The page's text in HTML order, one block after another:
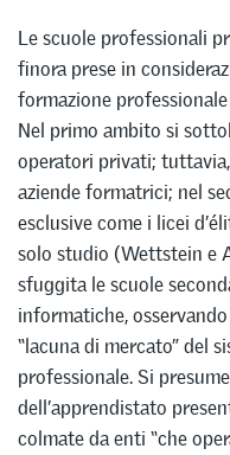
Le scuole professionali
finora prese in
formazione
Nel primo ambito si
operatori privati;
aziende formatrici; nel
esclusive come i licei
solo studio (Wettstein e
sfuggita le scuole
informatiche,
“lacuna di mercato” del
professionale. Si
dell’apprendistato
colmate da enti “che